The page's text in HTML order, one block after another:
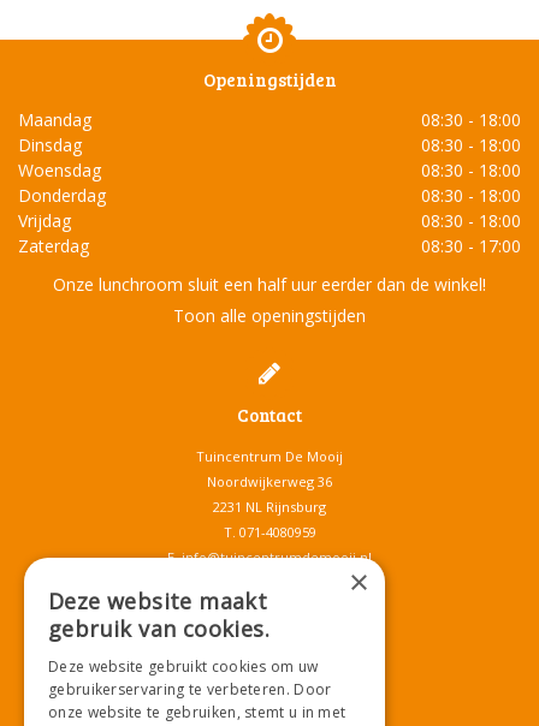
Openingstijden
Maandag
08:30 - 18:00
Dinsdag
08:30 - 18:00
Woensdag
08:30 - 18:00
Donderdag
08:30 - 18:00
Vrijdag
08:30 - 18:00
Zaterdag
08:30 - 17:00
Onze lunchroom sluit een half uur eerder dan de winkel!
Toon alle openingstijden
Contact
Tuincentrum De Mooij
Noordwijkerweg 36
2231 NL Rijnsburg
T. 071-4080959
E.info@tuincentrumdemooij.nl
Download onze App!
×
Deze website maakt
gebruik van cookies.
Deze website gebruikt cookies om uw
gebruikerservaring te verbeteren. Door
onze website te gebruiken, stemt u in met